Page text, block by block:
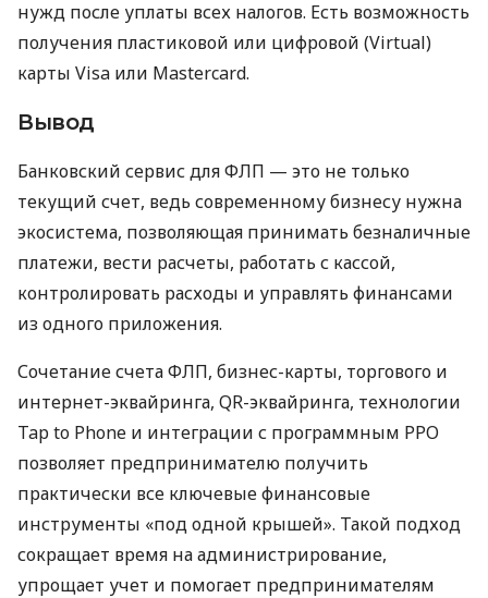
нужд после уплаты всех налогов. Есть возможность
получения пластиковой или цифровой (Virtual)
карты Visa или Mastercard.
Вывод
Банковский сервис для ФЛП — это не только
текущий счет, ведь современному бизнесу нужна
экосистема, позволяющая принимать безналичные
платежи, вести расчеты, работать с кассой,
контролировать расходы и управлять финансами
из одного приложения.
Сочетание счета ФЛП, бизнес-карты, торгового и
интернет-эквайринга, QR-эквайринга, технологии
Tap to Phone и интеграции с программным РРО
позволяет предпринимателю получить
практически все ключевые финансовые
инструменты «под одной крышей». Такой подход
сокращает время на администрирование,
упрощает учет и помогает предпринимателям